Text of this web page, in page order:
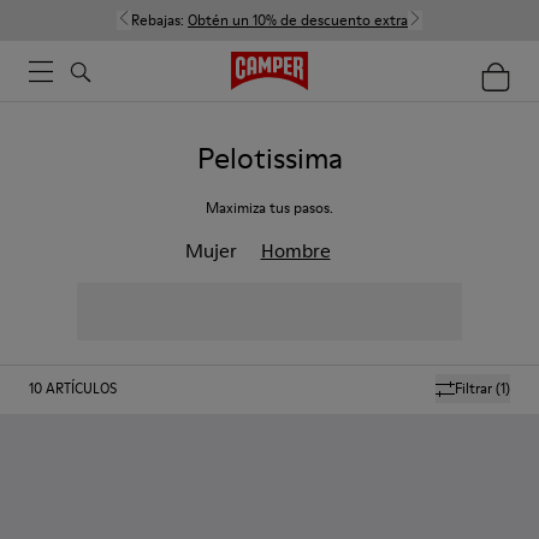
Rebajas: Obtén un 10% de descuento extra
Pelotissima
Maximiza tus pasos.
Mujer Hombre
Filtrar(1)
10ARTÍCULOS